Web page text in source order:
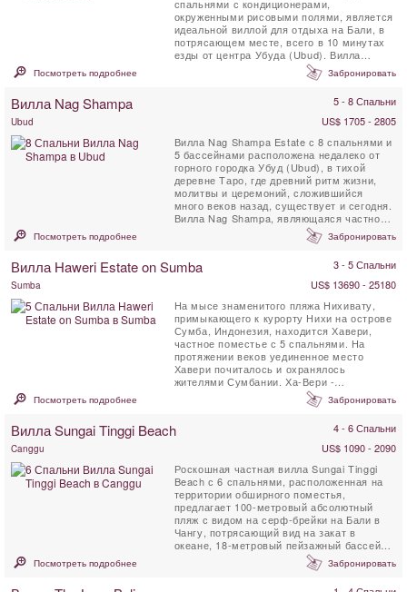
спальнями с кондиционерами,
окруженными рисовыми полями, является
идеальной виллой для отдыха на Бали, в
потрясающем месте, всего в 10 минутах
езды от центра Убуда (Ubud). Вилла
Crystal Castle имеет большой ...
Посмотреть подробнее Забронировать
Вилла Nag Shampa 5 - 8 Спальни
Ubud
US$ 1705 - 2805
Вилла Nag Shampa Estate с 8 спальнями и
5 бассейнами расположена недалеко от
горного городка Убуд (Ubud), в тихой
деревне Таро, где древний ритм жизни,
молитвы и церемоний, сложившийся
много веков назад, существует и сегодня.
Вилла Nag Shampa, являющаяся частной
Посмотреть подробнее Забронировать
Вилла Haweri Estate on Sumba 3 - 5 Спальни
Sumba
US$ 13690 - 25180
На мысе знаменитого пляжа Нихивату,
примыкающего к курорту Нихи на острове
Сумба, Индонезия, находится Хавери,
частное поместье с 5 спальнями. На
протяжении веков уединенное место
Хавери почиталось и охранялось
жителями Сумбании. Ха-Вери -
Посмотреть подробнее Забронировать
Вилла Sungai Tinggi Beach 4 - 6 Спальни
Canggu
US$ 1090 - 2090
Роскошная частная вилла Sungai Tinggi
Beach с 6 спальнями, расположенная на
территории обширного поместья,
предлагает 100-метровый абсолютный
пляж с видом на серф-брейки на Бали в
Чангу, потрясающий вид на закат в
океане, 18-метровый пейзажный бассейн и
профессиональную команду ...
Посмотреть подробнее Забронировать